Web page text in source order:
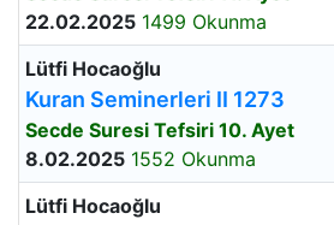
22.02.2025 1499 Okunma
Lütfi Hocaoğlu
Kuran Seminerleri II 1273
Secde Suresi Tefsiri 10. Ayet
8.02.2025 1552 Okunma
Lütfi Hocaoğlu